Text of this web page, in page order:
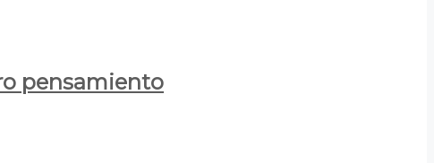
pensamiento